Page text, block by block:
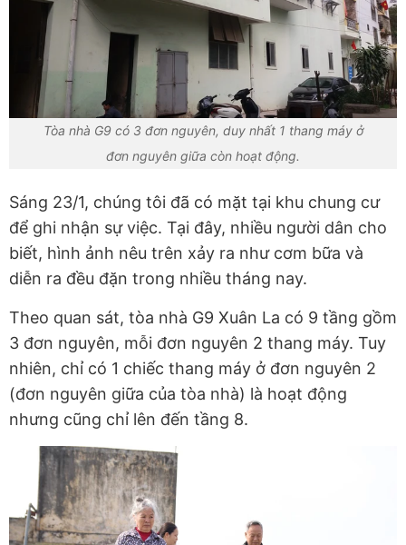
Tòa nhà G9 có 3 đơn nguyên, duy nhất 1 thang máy ở
đơn nguyên giữa còn hoạt động.
Sáng 23/1, chúng tôi đã có mặt tại khu chung cư
để ghi nhận sự việc. Tại đây, nhiều người dân cho
biết, hình ảnh nêu trên xảy ra như cơm bữa và
diễn ra đều đặn trong nhiều tháng nay.
Theo quan sát, tòa nhà G9 Xuân La có 9 tầng gồm
3 đơn nguyên, mỗi đơn nguyên 2 thang máy. Tuy
nhiên, chỉ có 1 chiếc thang máy ở đơn nguyên 2
(đơn nguyên giữa của tòa nhà) là hoạt động
nhưng cũng chỉ lên đến tầng 8.